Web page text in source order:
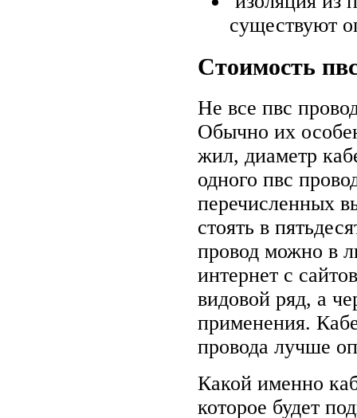
существуют
Стоимость
Не все пвс
Обычно их
жил, диаметр
одного пвс
перечисленных
стоять в
провод можно в
интернет с
видовой ряд, а
применения.
провода лучше
Какой именно
которое будет